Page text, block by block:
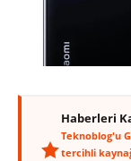
Haberleri
Teknoblog'u
tercihli